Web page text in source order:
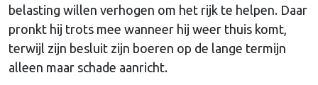
belasting willen verhogen om het rijk te helpen. Daar
pronkt hij trots mee wanneer hij weer thuis komt,
terwijl zijn besluit zijn boeren op de lange termijn
alleen maar schade aanricht.